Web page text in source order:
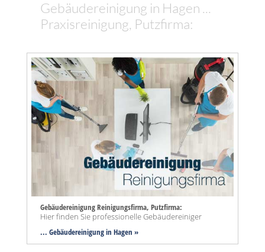
Gebäudereinigung in Hagen ...
Praxisreinigung, Putzfirma:
Gebäudereinigung Reinigungsfirma, Putzfirma:
Hier finden Sie professionelle Gebäudereiniger
... Gebäudereinigung in Hagen »